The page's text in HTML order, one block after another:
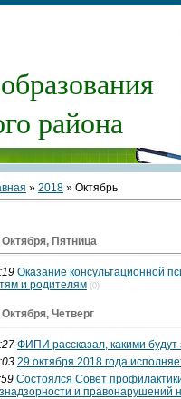
района
» 2018 » Октябрь
Октября, Пятница
Оказание консультационной
и родителям (0)
Четверг
ФИПИ рассказал, какими будут
29 октября 2018 года
Состоялся Совет
и правонарушений